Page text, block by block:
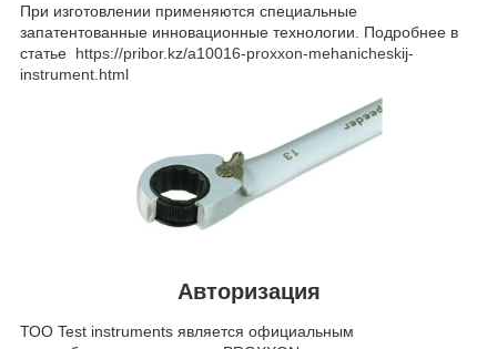
При изготовлении применяются специальные
запатентованные инновационные технологии. Подробнее в
статье https://pribor.kz/a10016-proxxon-mehanicheskij-
instrument.html
Авторизация
ТОО Test instruments является официальным